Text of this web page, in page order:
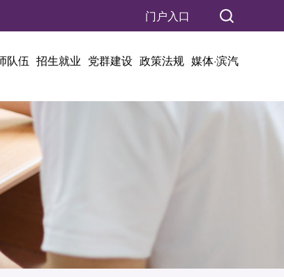
门户入口
队伍 招生就业 党群建设 政策法规 媒体·滨汽